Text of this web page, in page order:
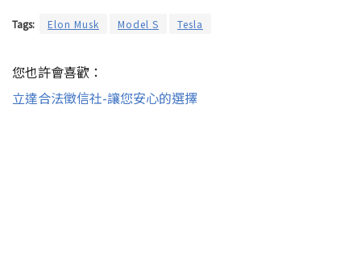
Tags: Elon Musk Model S Tesla
您也許會喜歡：
立達合法徵信社-讓您安心的選擇